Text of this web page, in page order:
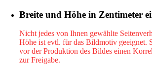
Breite und Höhe in Zentimeter
Nicht jedes von Ihnen gewählte
Höhe ist evtl. für das Bildmotiv geeignet.
vor der Produktion des Bildes einen
zur Freigabe.